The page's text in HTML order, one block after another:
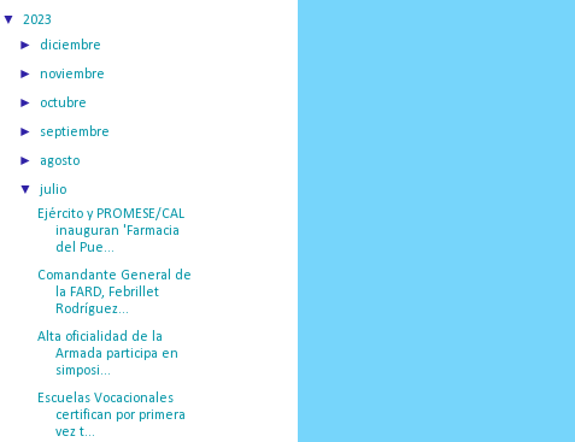
▼ 2023
► diciembre
►noviembre
► octubre
► septiembre
► agosto
▼julio
Ejército y PROMESE/CAL
inauguran 'Farmacia
del Pue...
Comandante General de
la FARD, Febrillet
Rodríguez...
Alta oficialidad de la
Armada participa en
simposi...
Escuelas Vocacionales
certifican por primera
vez t...